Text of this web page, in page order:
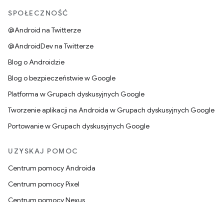
SPOŁECZNOŚĆ
@Android na Twitterze
@AndroidDev na Twitterze
Blog o Androidzie
Blog o bezpieczeństwie w Google
Platforma w Grupach dyskusyjnych Google
Tworzenie aplikacji na Androida w Grupach dyskusyjnych Google
Portowanie w Grupach dyskusyjnych Google
UZYSKAJ POMOC
Centrum pomocy Androida
Centrum pomocy Pixel
Centrum pomocy Nexus